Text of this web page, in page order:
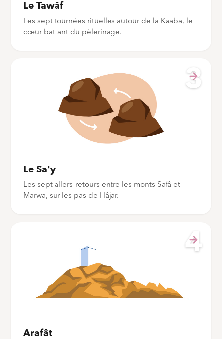
Le Tawâf
Les sept tournées rituelles autour de la Kaaba, le
cœur battant du pèlerinage.
3
Le Sa'y
Les sept allers-retours entre les monts Safâ et
Marwa, sur les pas de Hâjar.
4
Arafât